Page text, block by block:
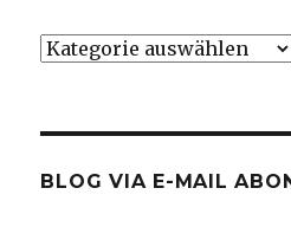
Kategorien
BLOG VIA E-MAIL